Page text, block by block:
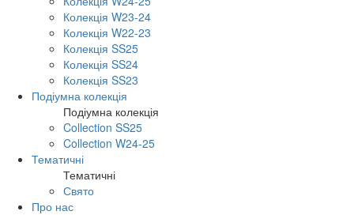
Колекція W23-24
Колекція W22-23
Колекція SS25
Колекція SS24
Колекція SS23
Подіумна колекція
Подіумна колекція
Collection SS25
Collection W24-25
Тематичні
Тематичні
Свято
Про нас